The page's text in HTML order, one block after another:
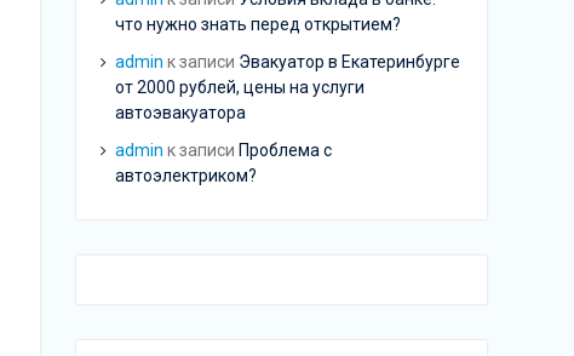
что нужно знать перед открытием?
admin к записи Эвакуатор в Екатеринбурге
от 2000 рублей, цены на услуги
автоэвакуатора
admin к записи Проблема с
автоэлектриком?